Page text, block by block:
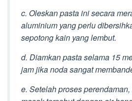
c. Oleskan pasta ini secara
aluminium yang perlu
sepotong kain yang lembut.
d. Diamkan pasta selama 15
jam jika noda sangat
e. Setelah proses